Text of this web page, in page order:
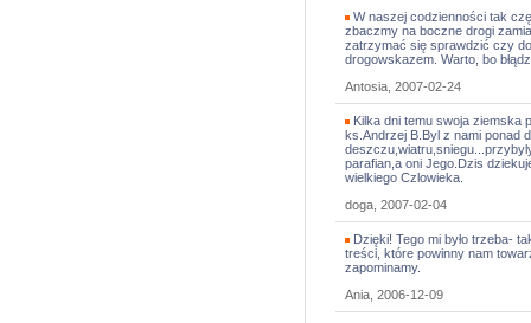
W naszej codzienności tak
zbaczmy na boczne drogi
zatrzymać się sprawdzić czy
drogowskazem. Warto, bo
Antosia, 2007-02-24
Kilka dni temu swoja
ks.Andrzej B.Byl z nami ponad
parafian,a oni Jego.Dzis
wielkiego Czlowieka.
doga, 2007-02-04
Dzięki! Tego mi było trzeba-
treści, które powinny nam
zapominamy.
Ania, 2006-12-09